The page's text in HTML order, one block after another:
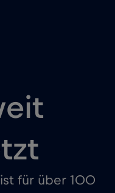
ist für über 100